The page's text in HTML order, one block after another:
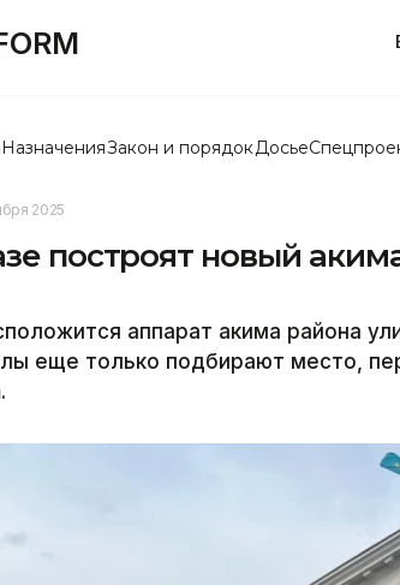
НазначенияЗакон и порядок Досье
2025
построят новый
аппарат акима района
еще только подбирают место,